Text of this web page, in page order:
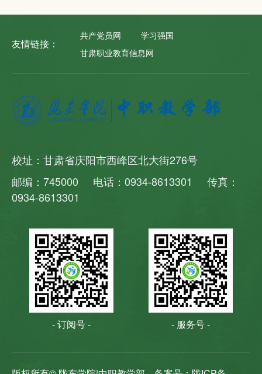
友情链接：
共产党员网
学习强国
甘肃职业教育信息网
校址：甘肃省庆阳市西峰区北大街276号
邮编：745000 电话：0934-8613301 传真：
0934-8613301
- 订阅号 - - 服务号 -